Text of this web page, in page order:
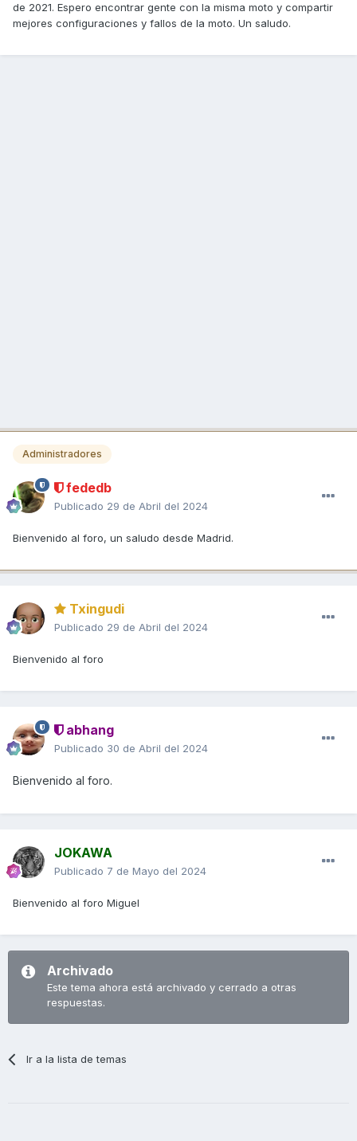
de 2021. Espero encontrar gente con la misma moto y compartir
mejores configuraciones y fallos de la moto. Un saludo.
Administradores
fededb
Publicado 29 de Abril del 2024
Bienvenido al foro, un saludo desde Madrid.
Txingudi
Publicado 29 de Abril del 2024
Bienvenido al foro
abhang
Publicado 30 de Abril del 2024
Bienvenido al foro.
JOKAWA
Publicado 7 de Mayo del 2024
Bienvenido al foro Miguel
Archivado
Este tema ahora está archivado y cerrado a otras
respuestas.
Ir a la lista de temas